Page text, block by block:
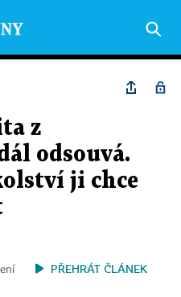
z
odsouvá.
ji chce
PŘEHRÁT ČLÁNEK